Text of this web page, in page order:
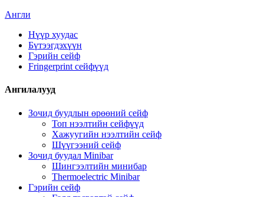
Англи
Нүүр хуудас
Бүтээгдэхүүн
Гэрийн сейф
Fringerprint сейфүүд
Ангилалууд
Зочид буудлын өрөөний сейф
Топ нээлтийн сейфүүд
Хажуугийн нээлтийн сейф
Шүүгээний сейф
Зочид буудал Minibar
Шингээлтийн минибар
Thermoelectric Minibar
Гэрийн сейф